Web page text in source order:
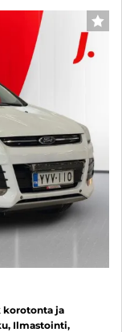
korotonta ja
Ilmastointi,